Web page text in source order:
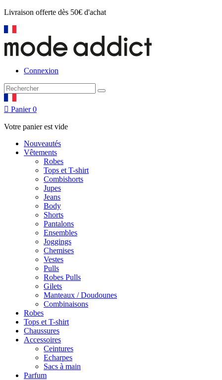
Livraison offerte dès 50€ d'achat
Connexion
 Panier 0
Votre panier est vide
Nouveautés
Vêtements
Robes
Tops et T-shirt
Combishorts
Jupes
Jeans
Body
Shorts
Pantalons
Ensembles
Joggings
Chemises
Vestes
Pulls
Robes Pulls
Gilets
Manteaux / Doudounes
Combinaisons
Robes
Tops et T-shirt
Chaussures
Accessoires
Ceintures
Echarpes
Sacs à main
Parfum